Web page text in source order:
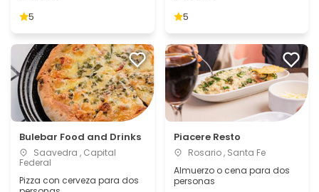
5 5
Bulebar Food and Drinks
Saavedra , Capital
Federal
Pizza con cerveza para dos
Piacere Resto
Rosario , Santa Fe
Almuerzo o cena para dos
personas